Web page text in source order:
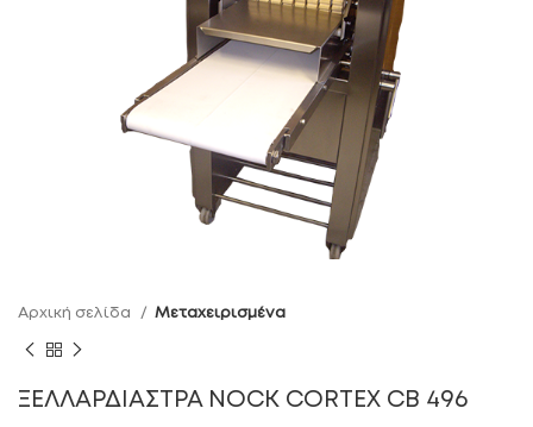
Αρχική σελίδα Μεταχειρισμένα
ΞΕΛΛΑΡΔΙΑΣΤΡΑ NOCK CORTEX CB 496